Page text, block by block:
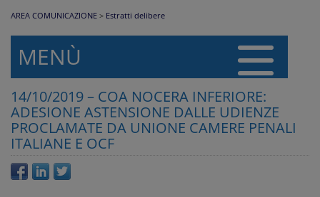
AREA COMUNICAZIONE > Estratti delibere
MENÙ
14/10/2019 – COA NOCERA INFERIORE:
ADESIONE ASTENSIONE DALLE UDIENZE
PROCLAMATE DA UNIONE CAMERE PENALI
ITALIANE E OCF